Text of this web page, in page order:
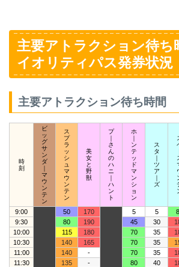
主要アトラクション待ち
イオリティパス発券状況
主要アトラクション待ち時間
時
刻
ビ
ッ
グ
サ
ン
ダ
｜
マ
ウ
ン
テ
ン
ス
プ
ラ
ッ
シ
ュ
マ
ウ
ン
テ
ン
美
女
と
野
獣
プ
｜
さ
ん
の
ハ
ニ
｜
ハ
ン
ト
ホ
｜
ン
テ
ッ
ド
マ
ン
シ
ョ
ン
ス
タ
｜
ツ
ア
｜
ズ
9:00 50 170 5 5
9:30
80 190 45 30
10:00
115 180 70 35
10:30
140 165 70 35
11:00
140 - 70 35
11:30
135 - 80 40